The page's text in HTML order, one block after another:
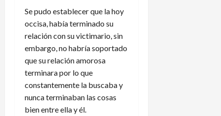
Se pudo establecer que la hoy
occisa, había terminado su
relación con su victimario, sin
embargo, no habría soportado
que su relación amorosa
terminara por lo que
constantemente la buscaba y
nunca terminaban las cosas
bien entre ella y él.